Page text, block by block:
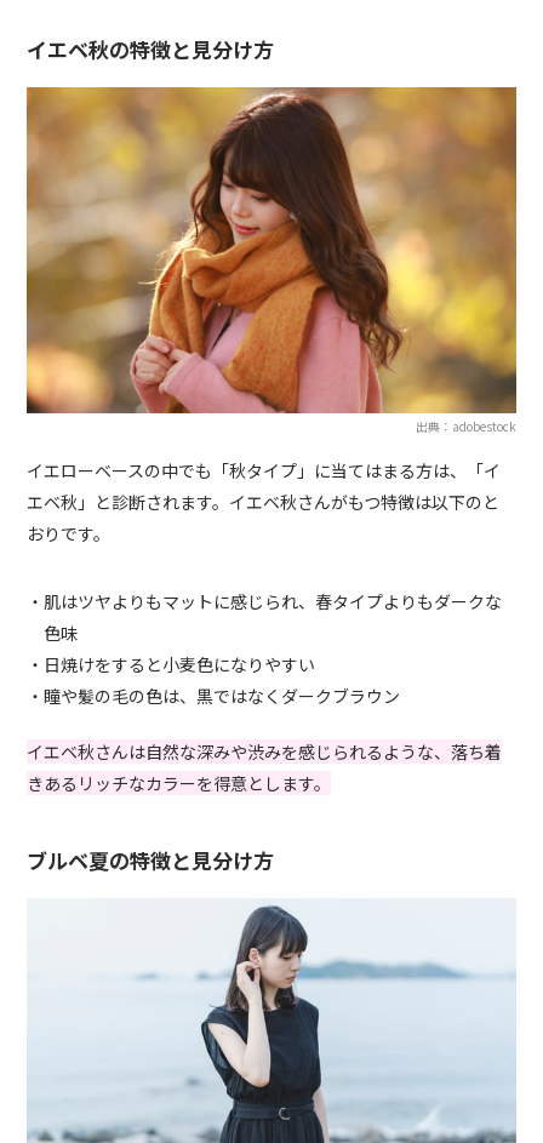
イエベ秋の特徴と見分け方
出典：adobestock
イエローベースの中でも「秋タイプ」に当てはまる方は、「イ
エベ秋」と診断されます。イエベ秋さんがもつ特徴は以下のと
おりです。
・肌はツヤよりもマットに感じられ、春タイプよりもダークな
色味
・日焼けをすると小麦色になりやすい
・瞳や髪の毛の色は、黒ではなくダークブラウン
イエベ秋さんは自然な深みや渋みを感じられるような、落ち着
きあるリッチなカラーを得意とします。
ブルベ夏の特徴と見分け方